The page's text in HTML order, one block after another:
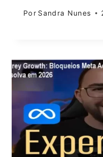
Por Sandra Nunes